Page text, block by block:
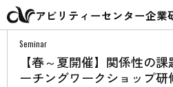
アビリティーセンター企業
Seminar
【春～夏開催】関係性の
ーチングワークショップ研